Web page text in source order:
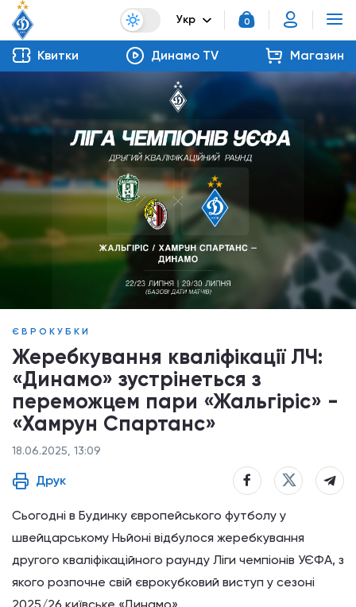
Укр 0
Квитки Динамо TV Магазин
ЄВРОКУБКИ
Жеребкування кваліфікації ЛЧ:
«Динамо» зустрінеться з
переможцем пари «Жальгіріс» -
«Хамрун Спартанс»
18.06.2025, 13:09
Друк
Сьогодні в Будинку європейського футболу у
швейцарському Ньйоні відбулося жеребкування
другого кваліфікаційного раунду Ліги чемпіонів УЄФА, з
якого розпочне свій єврокубковий виступ у сезоні
2025/26 київське «Динамо».